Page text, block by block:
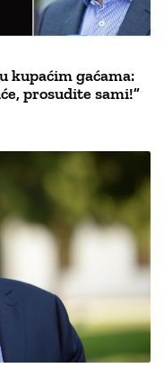
kupaćim gaćama:
prosudite sami!”